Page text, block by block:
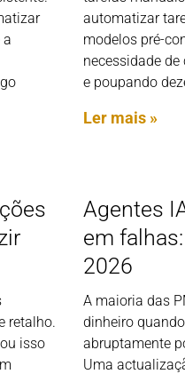
a
automatizar
modelos pré-
necessidade
e poupando
Ler mais »
retalho.
isso
Agentes
em
2026
A maioria das
dinheiro
abruptamente
Uma